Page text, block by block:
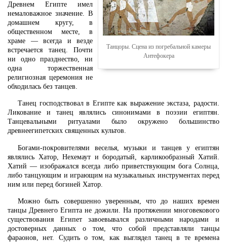
Танцоры. Сцена из погребальной камеры
Антефокера
Древнем Египте имел
немаловажное значение. В
домашнем кругу, в
общественном месте, в
храме — всегда и везде
встречается танец. Почти
ни одно празднество, ни
одна торжественная
религиозная церемония не
обходилась без танцев.
Танец господствовал в Египте как выражение экстаза, радости.
Ликование и танец являлись синонимами в поэзии египтян.
Танцевальными ритуалами было окружено большинство
древнеегипетских священных культов.
Богами-покровителями веселья, музыки и танцев у египтян
являлись Хатор, Нехемаут и бородатый, карликообразный Хатий.
Хатий — изображался всегда либо приветствующим бога Солнца,
либо танцующим и играющим на музыкальных инструментах перед
ним или перед богиней Хатор.
Можно быть совершенно уверенным, что до наших времен
танцы Древнего Египта не дожили. На протяжении многовекового
существования Египет завоевывался различными народами и
достоверных данных о том, что собой представляли танцы
фараонов, нет. Судить о том, как выглядел танец в те времена